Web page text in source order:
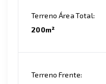
Terreno Área Total:
200m²
Terreno Frente: